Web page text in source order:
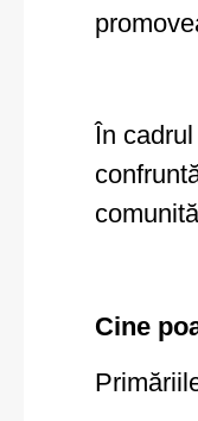
În
Cine